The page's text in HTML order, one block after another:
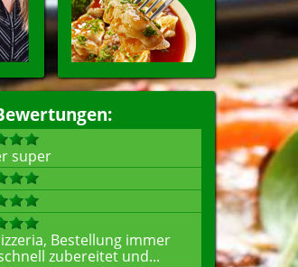
super
Bestellung immer
zubereitet und...